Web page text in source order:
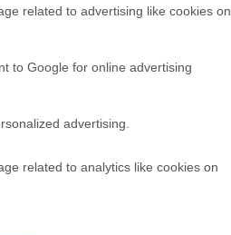
related to advertising like cookies on
to Google for online advertising
advertising.
related to analytics like cookies on